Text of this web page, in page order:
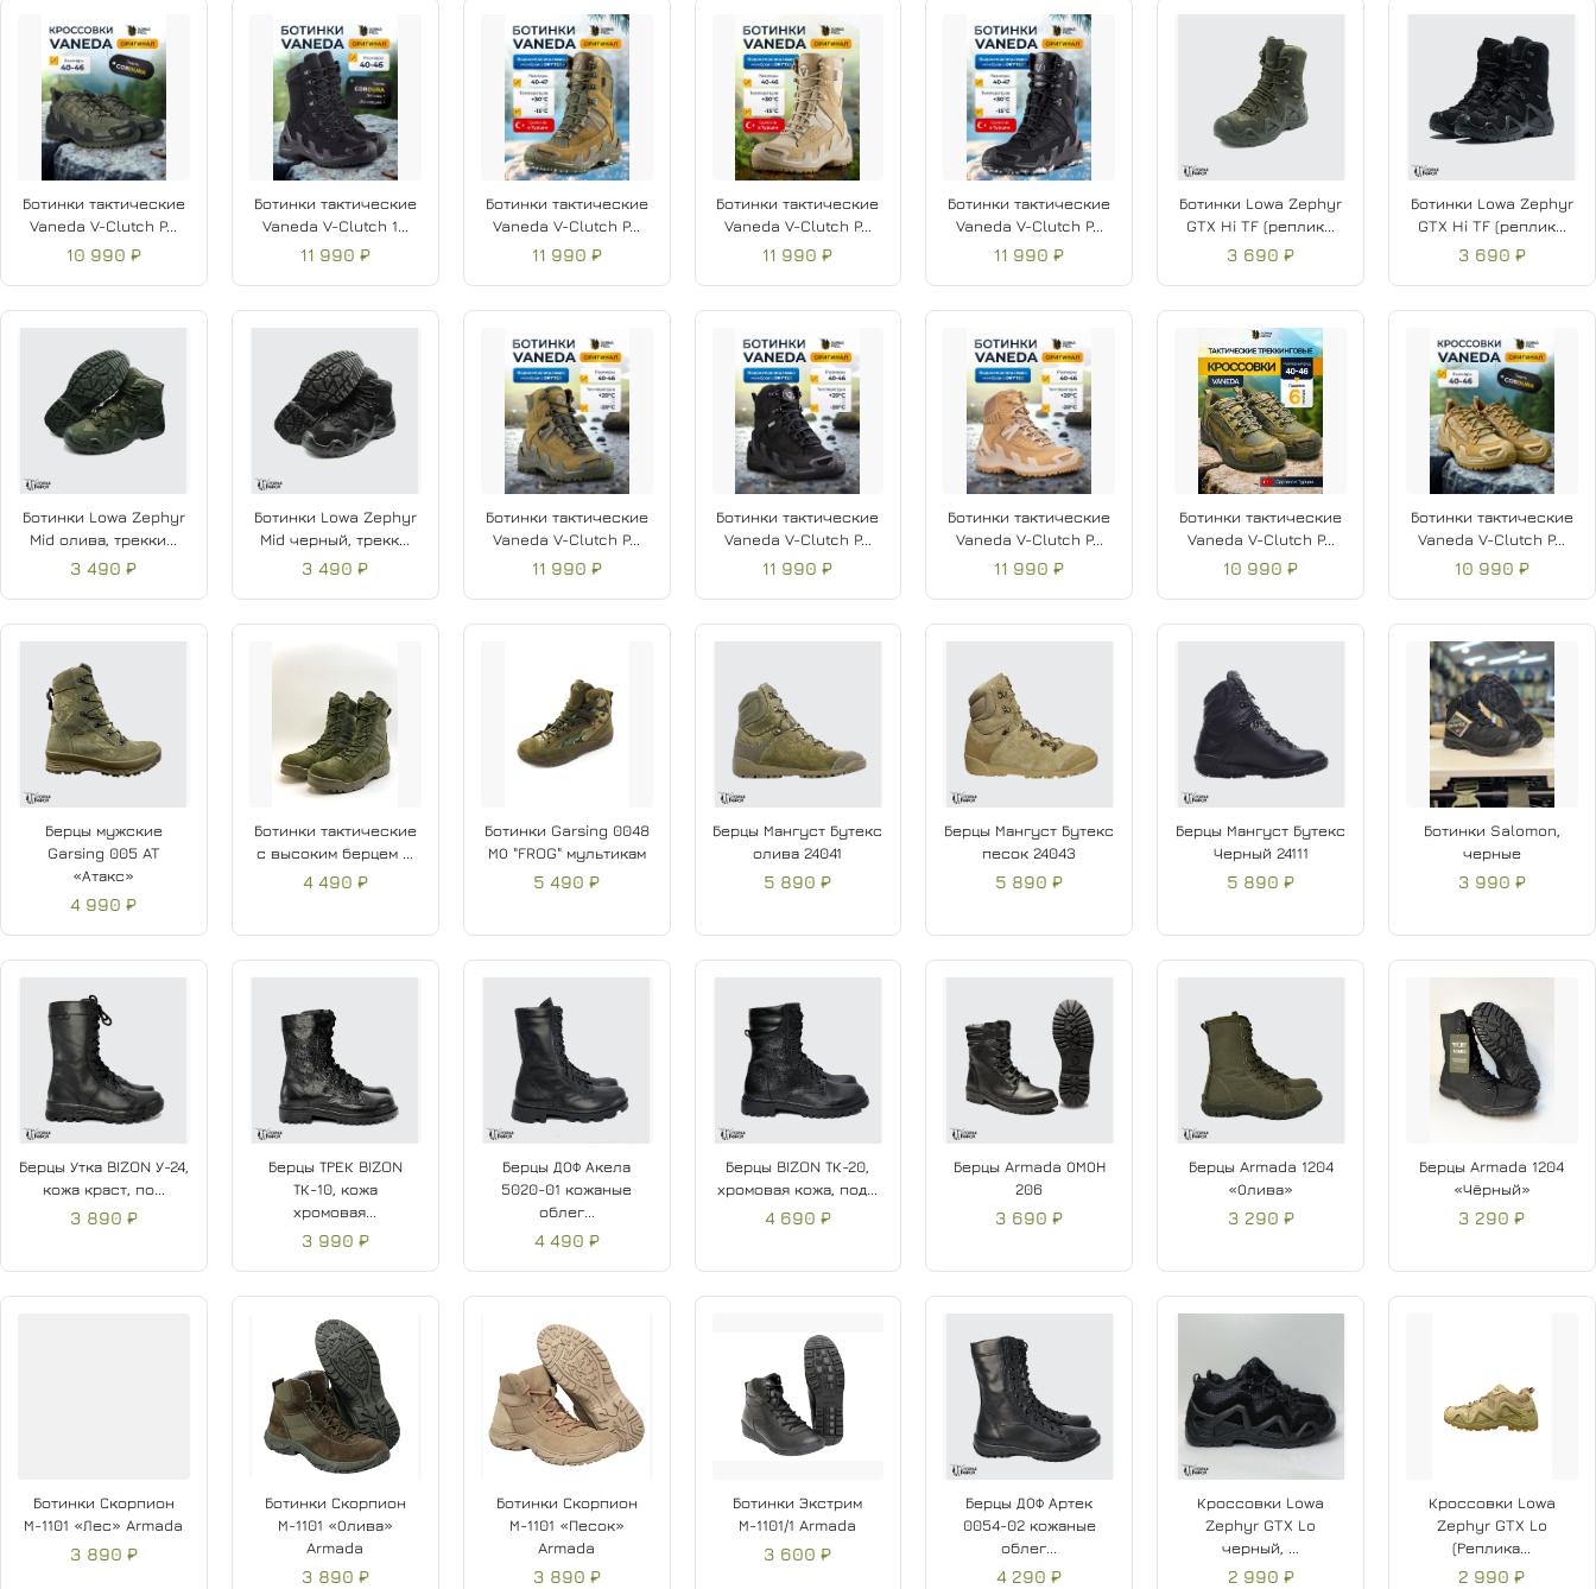
Мягкий кант и удобная конструкция голенища
BUTEK 1с реверсивным протектором
Отличная вентиляция для жаркой погоды
Подходит для тактических задач и активного отдыха
Ботинки тактические
Vaneda V-Clutch P...
10 990 ₽
Ботинки тактические
Vaneda V-Clutch 1...
11 990 ₽
Ботинки тактические
Vaneda V-Clutch P...
11 990 ₽
Ботинки тактические
Vaneda V-Clutch P...
11 990 ₽
Ботинки тактические
Vaneda V-Clutch P...
11 990 ₽
Ботинки Lowa Zephyr
GTX Hi TF (реплик...
3 690 ₽
Ботинки Lowa Zephyr
GTX Hi TF (реплик...
3 690 ₽
Ботинки Lowa Zephyr
Mid олива, трекки...
3 490 ₽
Ботинки Lowa Zephyr
Mid черный, трекк...
3 490 ₽
Ботинки тактические
Vaneda V-Clutch P...
11 990 ₽
Ботинки тактические
Vaneda V-Clutch P...
11 990 ₽
Ботинки тактические
Vaneda V-Clutch P...
11 990 ₽
Ботинки тактические
Vaneda V-Clutch P...
10 990 ₽
Ботинки тактические
Vaneda V-Clutch P...
10 990 ₽
Берцы мужские
Garsing 005 AT
«Атакс»
4 990 ₽
Ботинки тактические
с высоким берцем ...
4 490 ₽
Ботинки Garsing 0048
МО "FROG" мультикам
5 490 ₽
Берцы Мангуст Бутекс
олива 24041
5 890 ₽
Берцы Мангуст Бутекс
песок 24043
5 890 ₽
Берцы Мангуст Бутекс
Черный 24111
5 890 ₽
Ботинки Salomon,
черные
3 990 ₽
Берцы Утка BIZON У-24,
кожа краст, по...
3 890 ₽
Берцы ТРЕК BIZON
ТК-10, кожа
хромовая...
3 990 ₽
Берцы ДОФ Акела
5020-01 кожаные
облег...
4 490 ₽
Берцы BIZON ТК-20,
хромовая кожа, под...
4 690 ₽
Берцы Armada ОМОН
206
3 690 ₽
Берцы Armada 1204
«Олива»
3 290 ₽
Берцы Armada 1204
«Чёрный»
3 290 ₽
Ботинки Скорпион
М-1101 «Лес» Armada
3 890 ₽
Ботинки Скорпион
М-1101 «Олива»
Armada
3 890 ₽
Ботинки Скорпион
М-1101 «Песок»
Armada
3 890 ₽
Ботинки Экстрим
М-1101/1 Armada
3 600 ₽
Берцы ДОФ Артек
0054-02 кожаные
облег...
4 290 ₽
Кроссовки Lowa
Zephyr GTX Lo
черный, ...
2 990 ₽
Кроссовки Lowa
Zephyr GTX Lo
(Реплика...
2 990 ₽